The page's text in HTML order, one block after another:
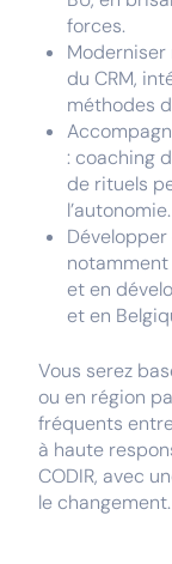
forces.
du CRM,
méthodes
: coaching
de rituels
l’autonomie.
et en
et en
Vous serez
ou en région
fréquents
à haute
CODIR, avec
le changement.